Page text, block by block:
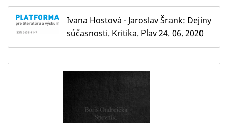
Ivana Hostová - Jaroslav Šrank: Dejiny
súčasnosti. Kritika. Plav 24. 06. 2020